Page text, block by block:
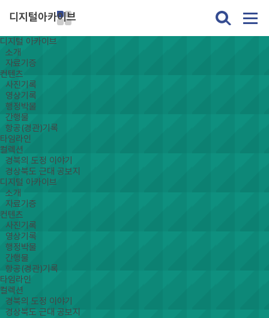
디지털아카이브
디지털 아카이브
소개
자료기증
컨텐츠
사진기록
영상기록
행정박물
간행물
항공(경관)기록
타임라인
컬렉션
경북의 도정 이야기
경상북도 근대 공보지
디지털 아카이브
소개
자료기증
컨텐츠
사진기록
영상기록
행정박물
간행물
항공(경관)기록
타임라인
컬렉션
경북의 도정 이야기
경상북도 근대 공보지